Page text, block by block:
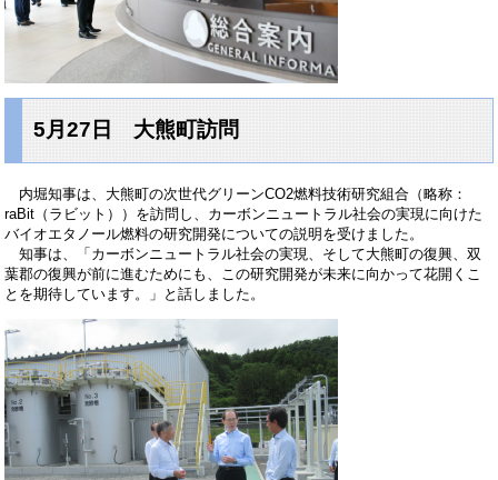
5月27日 大熊町訪問
内堀知事は、大熊町の次世代グリーンCO2燃料技術研究組合（略称：
raBit（ラビット））を訪問し、カーボンニュートラル社会の実現に向けた
バイオエタノール燃料の研究開発についての説明を受けました。
知事は、「カーボンニュートラル社会の実現、そして大熊町の復興、双
葉郡の復興が前に進むためにも、この研究開発が未来に向かって花開くこ
とを期待しています。」と話しました。